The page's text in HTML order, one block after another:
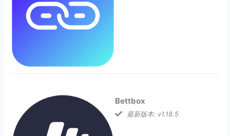
Bettbox
最新版本: v1.18.5